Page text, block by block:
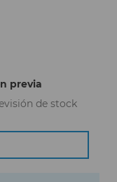
previa
de stock